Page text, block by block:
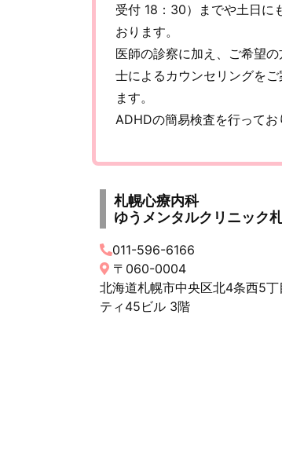
受付 18：30）までや土日に
おります。
医師の診察に加え、ご希望
士によるカウンセリングをご
ます。
ADHDの簡易検査を行ってお
札幌心療内科
ゆうメンタルクリニック
011-596-6166
〒060-0004
北海道札幌市中央区北4条西5丁
ティ45ビル 3階